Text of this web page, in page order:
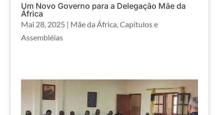
Um Novo Governo para a Delegação Mãe da
África
Mai 28, 2025 | Mãe da África Capítulos e
Assembléias